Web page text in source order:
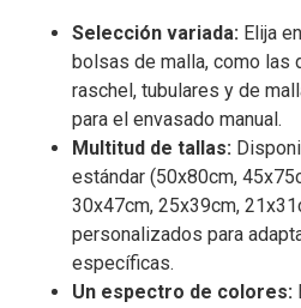
Selección variada: Elija
bolsas de malla, como las
raschel, tubulares y de
para el envasado manual.
Multitud de tallas:
estándar (50x80cm,
30x47cm, 25x39cm,
personalizados para
específicas.
Un espectro de colores: